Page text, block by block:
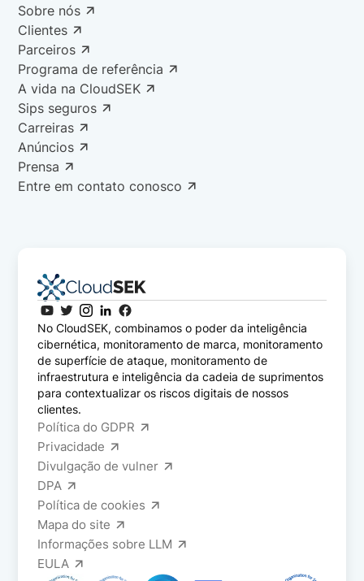
Sobre nós
Clientes
Parceiros
Programa de referência
A vida na CloudSEK
Sips seguros
Carreiras
Anúncios
Prensa
Entre em contato conosco
No CloudSEK, combinamos o poder da inteligência
cibernética, monitoramento de marca, monitoramento
de superfície de ataque, monitoramento de
infraestrutura e inteligência da cadeia de suprimentos
para contextualizar os riscos digitais de nossos
clientes.
Política do GDPR
Privacidade
Divulgação de vulner
DPA
Política de cookies
Mapa do site
Informações sobre LLM
EULA